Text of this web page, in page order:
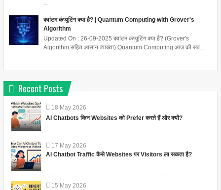
क्वांटम कंप्यूटिंग क्या है? | Quantum Computing with Grover's
Algorithm
Updated On : 26-09-2025 क्वांटम कंप्यूटिंग क्या है? (Grover's
Algorithm सहित आसान व्याख्या) Quantum Computing आज की सब...
Recent Posts
18 May 2026
AI Chatbots किन Websites को Prefer करते हैं और क्यों?
17 May 2026
AI Chatbot Traffic कैसे Websites पर Visitors ला सकता है?
15 May 2026